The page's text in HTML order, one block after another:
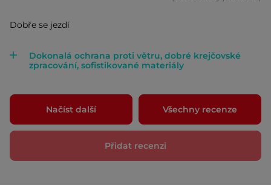
Dobře se jezdí
Dokonalá ochrana proti větru, dobré krejčovské
zpracování, sofistikované materiály
Načíst další Všechny recenze
Přidat recenzi